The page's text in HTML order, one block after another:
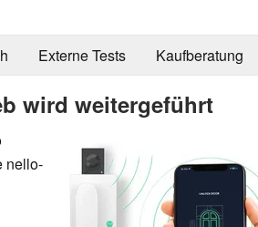
Externe Tests Kaufberatung
wird weitergeführt
nello-